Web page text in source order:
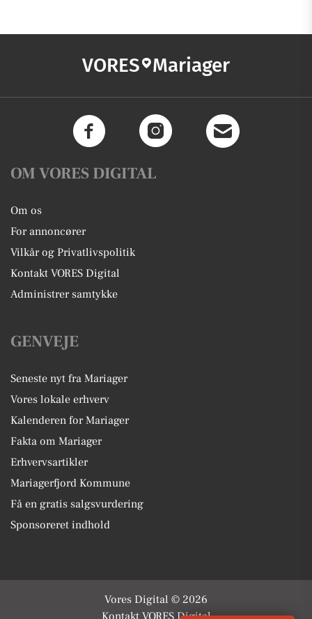
VORES Mariager
OM VORES DIGITAL
Om os
For annoncører
Vilkår og Privatlivspolitik
Kontakt VORES Digital
Administrer samtykke
GENVEJE
Seneste nyt fra Mariager
Vores lokale erhverv
Kalenderen for Mariager
Fakta om Mariager
Erhvervsartikler
Mariagerfjord Kommune
Få en gratis salgsvurdering
Sponsoreret indhold
Vores Digital © 2026